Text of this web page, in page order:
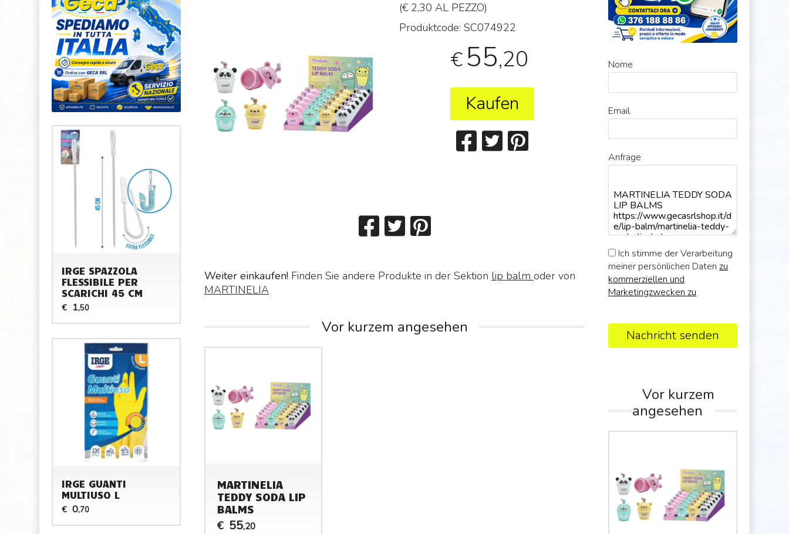
(€ 2,30 AL PEZZO)
Produktcode:SC074922
€55,20
Kaufen
Weiter einkaufen!Finden Sie andere Produkte in der Sektion lip balm oder von
MARTINELIA
Vor kurzem angesehen
MARTINELIA
TEDDY SODA LIP
BALMS
€ 55,20
IRGE SPAZZOLA
FLESSIBILE PER
SCARICHI 45 CM
€ 1,50
IRGE GUANTI
MULTIUSO L
€ 0,70
Nome
Email
Anfrage
Ich stimme der Verarbeitung
meiner persönlichen Daten zu
kommerziellen und
Marketingzwecken zu
Nachricht senden
Vor kurzem
angesehen